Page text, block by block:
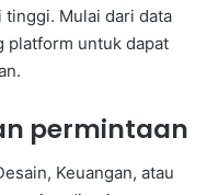
Mulai dari data
platform untuk dapat
permintaan
Keuangan, atau